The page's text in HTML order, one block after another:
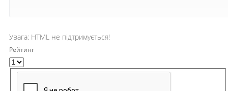
Увага: HTML не підтримується!
Рейтинг